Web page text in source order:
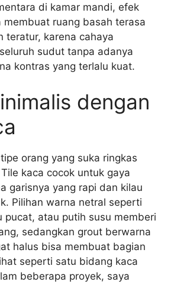
di kamar mandi, efek
membuat ruang basah terasa
teratur, karena cahaya
sudut tanpa adanya
kontras yang terlalu kuat.
dengan
orang yang suka ringkas
kaca cocok untuk gaya
garisnya yang rapi dan kilau
Pilihan warna netral seperti
pucat, atau putih susu memberi
sedangkan grout berwarna
halus bisa membuat bagian
seperti satu bidang kaca
beberapa proyek, saya